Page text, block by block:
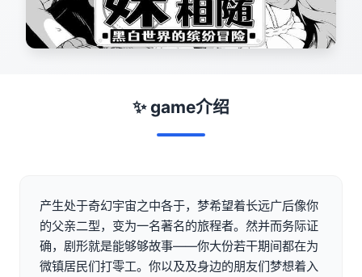
✨ game介绍
产生处于奇幻宇宙之中各于，梦希望着长远广后像你
的父亲二型，变为一名著名的旅程者。然并而务际证
确，剧形就是能够够故事——你大份若干期间都在为
微镇居民们打零工。你以及及身边的朋友们梦想着入